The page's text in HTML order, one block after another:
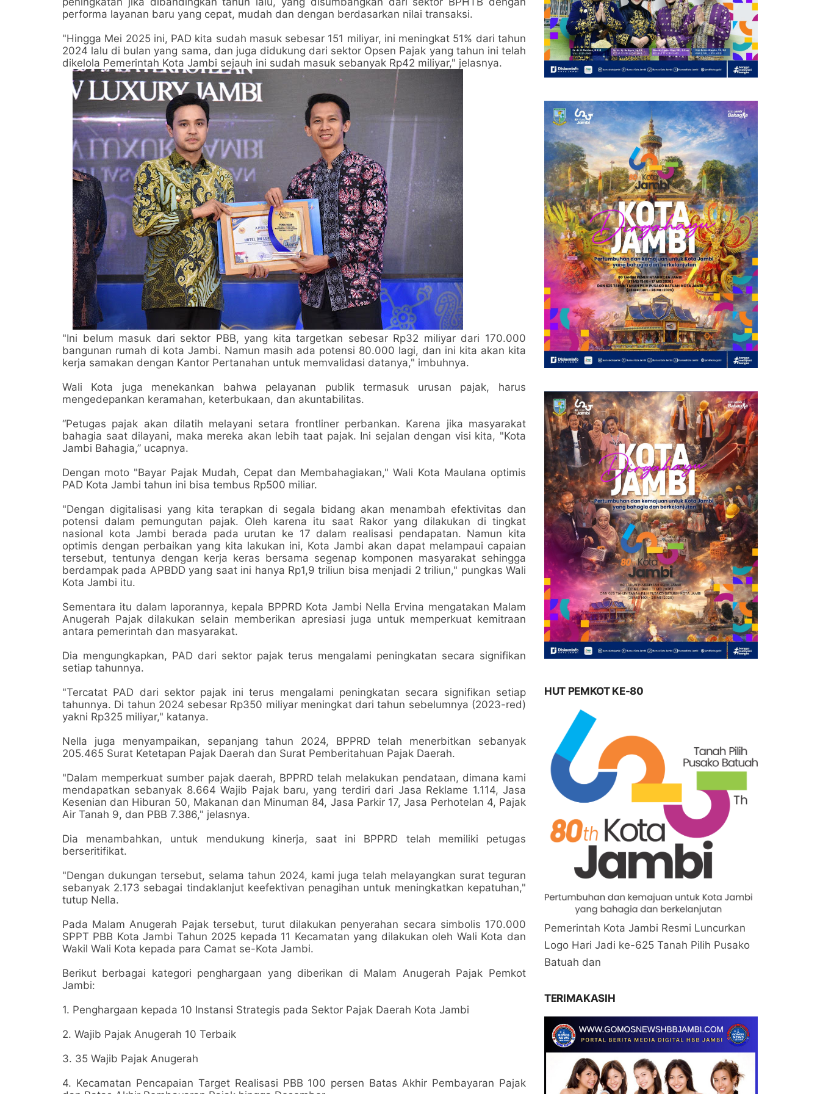
performa layanan baru yang cepat, mudah dan dengan berdasarkan nilai transaksi.
"Hingga Mei 2025 ini, PAD kita sudah masuk sebesar 151 miliyar, ini meningkat 51% dari tahun
2024 lalu di bulan yang sama, dan juga didukung dari sektor Opsen Pajak yang tahun ini telah
dikelola Pemerintah Kota Jambi sejauh ini sudah masuk sebanyak Rp42 miliyar," jelasnya.
"Ini belum masuk dari sektor PBB, yang kita targetkan sebesar Rp32 miliyar dari 170.000
bangunan rumah di kota Jambi. Namun masih ada potensi 80.000 lagi, dan ini kita akan kita
kerja samakan dengan Kantor Pertanahan untuk memvalidasi datanya," imbuhnya.
Wali Kota juga menekankan bahwa pelayanan publik termasuk urusan pajak, harus
mengedepankan keramahan, keterbukaan, dan akuntabilitas.
“Petugas pajak akan dilatih melayani setara frontliner perbankan. Karena jika masyarakat
bahagia saat dilayani, maka mereka akan lebih taat pajak. Ini sejalan dengan visi kita, "Kota
Jambi Bahagia,” ucapnya.
Dengan moto "Bayar Pajak Mudah, Cepat dan Membahagiakan," Wali Kota Maulana optimis
PAD Kota Jambi tahun ini bisa tembus Rp500 miliar.
"Dengan digitalisasi yang kita terapkan di segala bidang akan menambah efektivitas dan
potensi dalam pemungutan pajak. Oleh karena itu saat Rakor yang dilakukan di tingkat
nasional kota Jambi berada pada urutan ke 17 dalam realisasi pendapatan. Namun kita
optimis dengan perbaikan yang kita lakukan ini, Kota Jambi akan dapat melampaui capaian
tersebut, tentunya dengan kerja keras bersama segenap komponen masyarakat sehingga
berdampak pada APBDD yang saat ini hanya Rp1,9 triliun bisa menjadi 2 triliun," pungkas Wali
Kota Jambi itu.
Sementara itu dalam laporannya, kepala BPPRD Kota Jambi Nella Ervina mengatakan Malam
Anugerah Pajak dilakukan selain memberikan apresiasi juga untuk memperkuat kemitraan
antara pemerintah dan masyarakat.
Dia mengungkapkan, PAD dari sektor pajak terus mengalami peningkatan secara signifikan
setiap tahunnya.
"Tercatat PAD dari sektor pajak ini terus mengalami peningkatan secara signifikan setiap
tahunnya. Di tahun 2024 sebesar Rp350 miliyar meningkat dari tahun sebelumnya (2023-red)
yakni Rp325 miliyar," katanya.
Nella juga menyampaikan, sepanjang tahun 2024, BPPRD telah menerbitkan sebanyak
205.465 Surat Ketetapan Pajak Daerah dan Surat Pemberitahuan Pajak Daerah.
"Dalam memperkuat sumber pajak daerah, BPPRD telah melakukan pendataan, dimana kami
mendapatkan sebanyak 8.664 Wajib Pajak baru, yang terdiri dari Jasa Reklame 1.114, Jasa
Kesenian dan Hiburan 50, Makanan dan Minuman 84, Jasa Parkir 17, Jasa Perhotelan 4, Pajak
Air Tanah 9, dan PBB 7.386," jelasnya.
Dia menambahkan, untuk mendukung kinerja, saat ini BPPRD telah memiliki petugas
berseritifikat.
"Dengan dukungan tersebut, selama tahun 2024, kami juga telah melayangkan surat teguran
sebanyak 2.173 sebagai tindaklanjut keefektivan penagihan untuk meningkatkan kepatuhan,"
tutup Nella.
Pada Malam Anugerah Pajak tersebut, turut dilakukan penyerahan secara simbolis 170.000
SPPT PBB Kota Jambi Tahun 2025 kepada 11 Kecamatan yang dilakukan oleh Wali Kota dan
Wakil Wali Kota kepada para Camat se-Kota Jambi.
Berikut berbagai kategori penghargaan yang diberikan di Malam Anugerah Pajak Pemkot
Jambi:
1. Penghargaan kepada 10 Instansi Strategis pada Sektor Pajak Daerah Kota Jambi
2. Wajib Pajak Anugerah 10 Terbaik
3. 35 Wajib Pajak Anugerah
4. Kecamatan Pencapaian Target Realisasi PBB 100 persen Batas Akhir Pembayaran Pajak
HUT PEMKOT KE-80
Pemerintah Kota Jambi Resmi Luncurkan
Logo Hari Jadi ke-625 Tanah Pilih Pusako
Batuah dan
TERIMAKASIH